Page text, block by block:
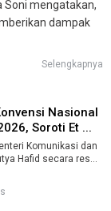
Soni mengatakan,
dampak
Selengkapnya
Nasional
Soroti Et ...
Komunikasi dan
Hafid secara resmi